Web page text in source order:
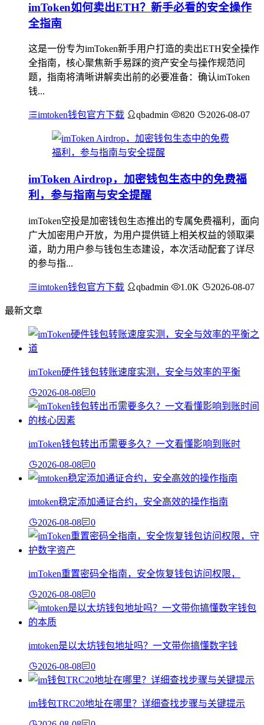
imToken如何卖出ETH？新手必看的安全操作
全指南
这是一份专为imToken新手用户打造的卖出ETH安全操作
全指南，核心聚焦新手易踩的资产安全与操作规范问
题，指南将清晰讲解卖出前的必要准备：确认imToken
钱...
imtoken钱包官方下载 qbadmin 820 2026-08-07
imToken Airdrop，加密钱包生态中的免费福
利，参与指南与安全提醒
imToken空投是加密钱包生态推出的专属免费福利，面向
广大加密用户开放，为用户提供链上相关权益的领取渠
道，助力用户参与钱包生态建设，本次活动配套了详尽
的参与指...
imtoken钱包官方下载 qbadmin 1.0K 2026-08-07
最新文章
imToken硬件钱包转账速度实测，安全与效率的平衡
2026-08-08 0
imToken钱包转出币需要多久？一文看懂影响到账时
2026-08-08 0
imtoken稳定添加通证合约，安全高效的操作指南
2026-08-08 0
imToken重置密码全指南，安全恢复钱包访问权限，
2026-08-08 0
imtoken是以太坊钱包地址吗？一文带你搞懂数字钱
2026-08-08 0
im钱包TRC20地址在哪里？详细查找步骤与关键提示